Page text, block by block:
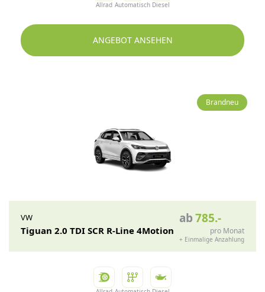
Allrad Automatisch Diesel
ANGEBOT ANSEHEN
Brandneu
VW
Tiguan 2.0 TDI SCR R-Line 4Motion
ab785.-
pro Monat
+ Einmalige Anzahlung